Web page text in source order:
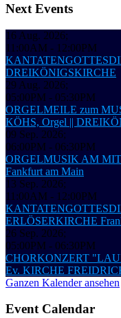
Next Events
16 Aug. 2026;
11:00AM - 12:00PM
DREIKÖNIGSKIRCHE
29 Aug. 2026;
05:00PM - 05:30PM
ORGELMEILE zum
KÖHS, Orgel ||
09 Sep. 2026;
06:00PM - 06:30PM
ORGELMUSIK AM
Fankfurt am Main
13 Sep. 2026;
11:00AM - 12:00PM
ERLÖSERKIRCHE
26 Sep. 2026;
05:00PM - 06:30PM
CHORKONZERT
Ev. KIRCHE
Ganzen Kalender ansehen
Event Calendar